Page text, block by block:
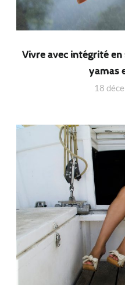
Vivre avec intégrité
yamas
18